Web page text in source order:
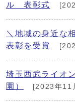
ル 表彰式
＼地域の身近な
表彰を受賞
埼玉西武ライオ
園）
[2023年11